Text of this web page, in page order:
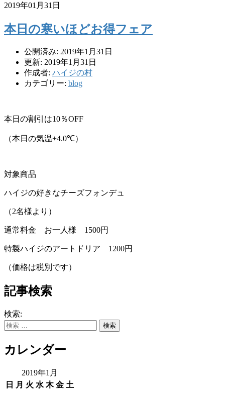
2019年01月31日
本日の寒いほどお得フェア
公開済み: 2019年1月31日
更新: 2019年1月31日
作成者: ハイジの村
カテゴリー: blog
本日の割引は10％OFF
（本日の気温+4.0℃）
対象商品
ハイジの好きなチーズフォンデュ
（2名様より）
通常料金 お一人様 1500円
特製ハイジのアートドリア 1200円
（価格は税別です）
記事検索
検索:
カレンダー
2019年1月
日
月 火 水 木 金 土